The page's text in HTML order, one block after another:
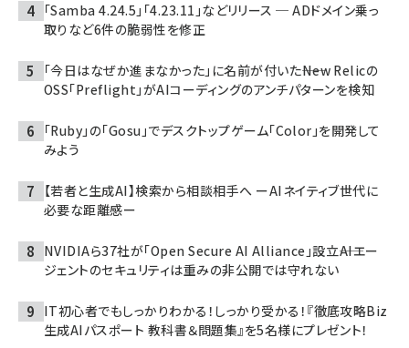
「Samba 4.24.5」「4.23.11」などリリース ─ ADドメイン乗っ
取りなど6件の脆弱性を修正
「今日はなぜか進まなかった」に名前が付いた――New Relicの
OSS「Preflight」がAIコーディングのアンチパターンを検知
「Ruby」の「Gosu」でデスクトップゲーム「Color」を開発して
みよう
【若者と生成AI】検索から相談相手へ ーAIネイティブ世代に
必要な距離感ー
NVIDIAら37社が「Open Secure AI Alliance」設立――AIエー
ジェントのセキュリティは重みの非公開では守れない
IT初心者でもしっかりわかる！しっかり受かる！『徹底攻略Biz
生成AIパスポート 教科書＆問題集』を5名様にプレゼント！